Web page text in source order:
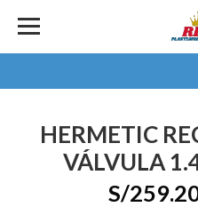
HERMETIC
VÁLVULA
S/